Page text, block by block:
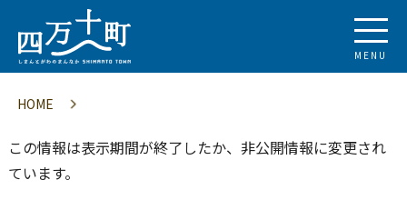
MENU
HOME
この情報は表示期間が終了したか、非公開情報に変更され
ています。